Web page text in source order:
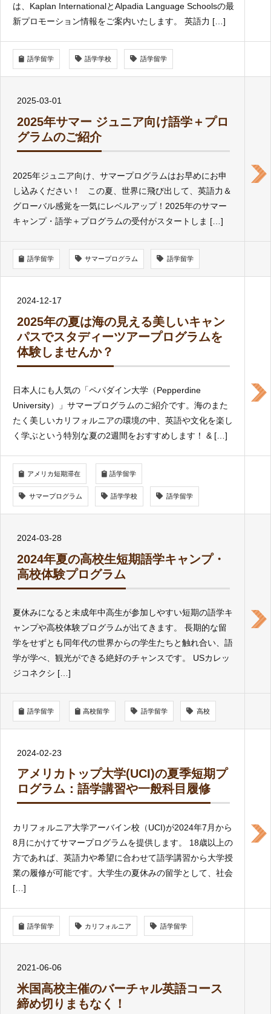
は、Kaplan InternationalとAlpadia Language Schoolsの最
新プロモーション情報をご案内いたします。 英語力 […]
語学留学 語学学校 語学留学
2025-03-01
2025年サマー ジュニア向け語学＋プロ
グラムのご紹介
2025年ジュニア向け、サマープログラムはお早めにお申
し込みください！ この夏、世界に飛び出して、英語力＆
グローバル感覚を一気にレベルアップ！2025年のサマー
キャンプ・語学＋プログラムの受付がスタートしま […]
語学留学 サマープログラム 語学留学
2024-12-17
2025年の夏は海の見える美しいキャン
パスでスタディーツアープログラムを
体験しませんか？
日本人にも人気の「ペパダイン大学（Pepperdine
University）」サマープログラムのご紹介です。海のまた
たく美しいカリフォルニアの環境の中、英語や文化を楽し
く学ぶという特別な夏の2週間をおすすめします！ & […]
アメリカ短期滞在 語学留学
サマープログラム 語学学校 語学留学
2024-03-28
2024年夏の高校生短期語学キャンプ・
高校体験プログラム
夏休みになると未成年中高生が参加しやすい短期の語学キ
ャンプや高校体験プログラムが出てきます。 長期的な留
学をせずとも同年代の世界からの学生たちと触れ合い、語
学が学べ、観光ができる絶好のチャンスです。 USカレッ
ジコネクシ […]
語学留学 高校留学 語学留学 高校
2024-02-23
アメリカトップ大学(UCI)の夏季短期プ
ログラム：語学講習や一般科目履修
カリフォルニア大学アーバイン校（UCI)が2024年7月から
8月にかけてサマープログラムを提供します。 18歳以上の
方であれば、英語力や希望に合わせて語学講習から大学授
業の履修が可能です。大学生の夏休みの留学として、社会
[…]
語学留学 カリフォルニア 語学留学
2021-06-06
米国高校主催のバーチャル英語コース
締め切りまもなく！